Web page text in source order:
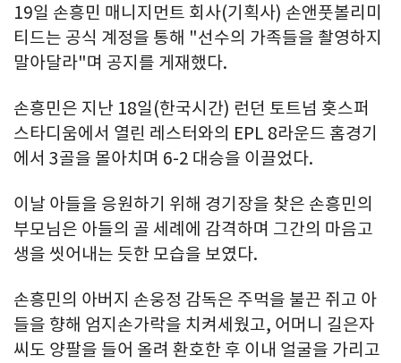
19일 손흥민 매니지먼트 회사(기획사) 손앤풋볼리미
티드는 공식 계정을 통해 "선수의 가족들을 촬영하지
말아달라"며 공지를 게재했다.
손흥민은 지난 18일(한국시간) 런던 토트넘 홋스퍼
스타디움에서 열린 레스터와의 EPL 8라운드 홈경기
에서 3골을 몰아치며 6-2 대승을 이끌었다.
이날 아들을 응원하기 위해 경기장을 찾은 손흥민의
부모님은 아들의 골 세례에 감격하며 그간의 마음고
생을 씻어내는 듯한 모습을 보였다.
손흥민의 아버지 손웅정 감독은 주먹을 불끈 쥐고 아
들을 향해 엄지손가락을 치켜세웠고, 어머니 길은자
씨도 양팔을 들어 올려 환호한 후 이내 얼굴을 가리고